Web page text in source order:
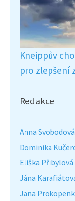
Kneippův
pro zlepšení
Redakce
Anna Svobodová
Dominika
Eliška Přibylová
Jána
Jana